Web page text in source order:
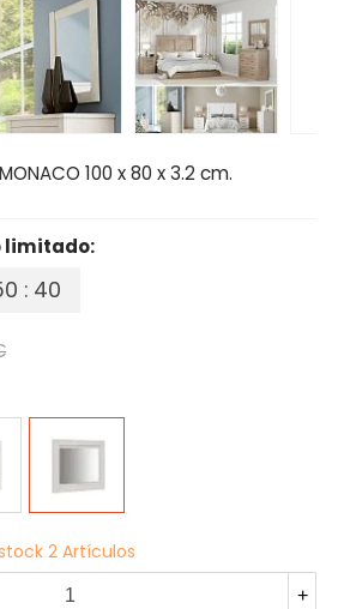
100 x 80 x 3.2 cm.
limitado:
: 39
2 Artículos
+